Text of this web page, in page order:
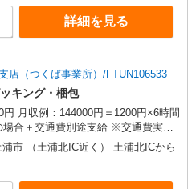
詳細を見る
（つくば事業所）/FTUN106533
キング・梱包
円 月収例：144000円＝1200円×6時間
場合＋交通費別途支給 ※交通費実費
定あり。上限4万円/月※規定あり
市 （土浦北IC近く） 土浦北ICから